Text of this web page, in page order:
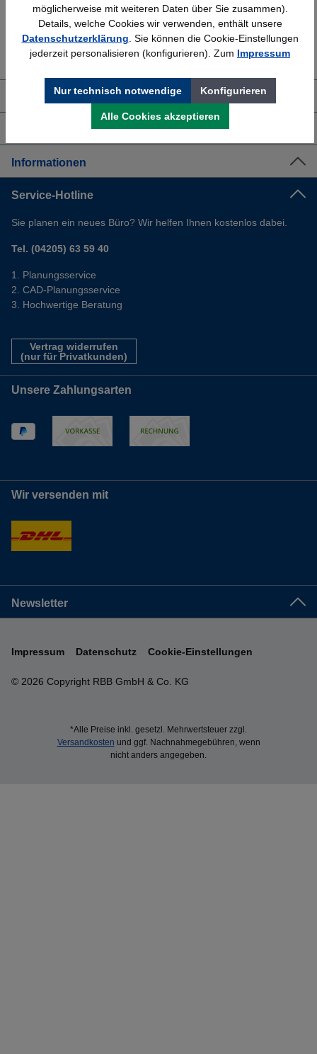
Erfahrung
Bewährt seit 1958
Kostenlose Beratung
(04205) 635940
Über uns
Informationen
Service-Hotline
Sie planen ein neues Büro? Wir helfen Ihnen kostenlos dabei.
Tel. (04205) 63 59 40
Planungsservice
CAD-Planungsservice
Hochwertige Beratung
Vertrag widerrufen
(nur für Privatkunden)
Unsere Zahlungsarten
Wir versenden mit
Newsletter
© 2026 Copyright RBB GmbH & Co. KG
Impressum Datenschutz Cookie-Einstellungen
*Alle Preise inkl. gesetzl. Mehrwertsteuer zzgl.
Versandkosten und ggf. Nachnahmegebühren, wenn
nicht anders angegeben.
möglicherweise mit weiteren Daten über Sie zusammen).
Details, welche Cookies wir verwenden, enthält unsere
Datenschutzerklärung . Sie können die Cookie-Einstellungen
jederzeit personalisieren (konfigurieren). Zum Impressum
Nur technisch notwendige Konfigurieren
Alle Cookies akzeptieren